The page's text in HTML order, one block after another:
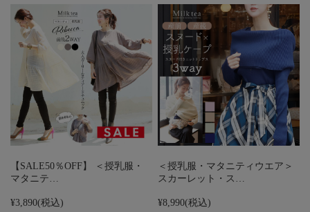
【SALE50％OFF】 ＜授乳服・
マタニテ…
¥3,890(税込)
＜授乳服・マタニティウエア＞
スカーレット・ス…
¥8,990(税込)